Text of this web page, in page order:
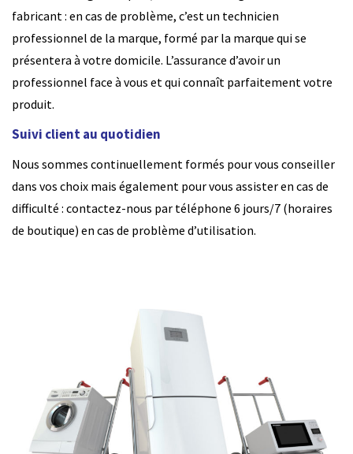
fabricant : en cas de problème, c’est un technicien
professionnel de la marque, formé par la marque qui se
présentera à votre domicile. L’assurance d’avoir un
professionnel face à vous et qui connaît parfaitement votre
produit.
Suivi client au quotidien
Nous sommes continuellement formés pour vous conseiller
dans vos choix mais également pour vous assister en cas de
difficulté : contactez-nous par téléphone 6 jours/7 (horaires
de boutique) en cas de problème d’utilisation.